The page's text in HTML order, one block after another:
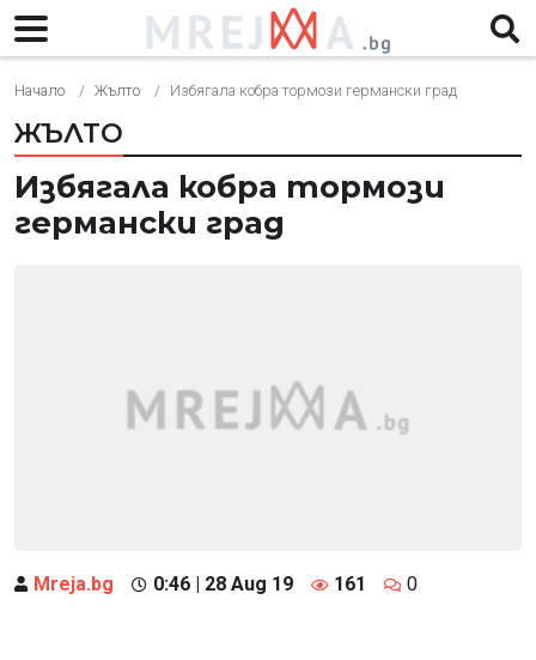
Начало Жълто Избягала кобра тормози германски град
ЖЪЛТО
Избягала кобра тормози
германски град
Mreja.bg 0:46 | 28 Aug 19 161 0